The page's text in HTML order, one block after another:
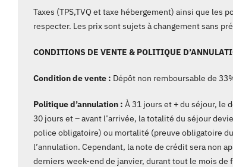
Taxes (TPS,TVQ et taxe hébergement) ainsi que les
respecter. Les prix sont sujets à changement sans
CONDITIONS DE VENTE & POLITIQUE
Condition de vente : Dépôt non remboursable de
Politique d’annulation : À 31 jours et + du séjour, le
30 jours et – avant l’arrivée, la totalité du séjour
police obligatoire) ou mortalité (preuve obligatoire
l’annulation. Cependant, la note de crédit sera non
derniers week-end de janvier, durant tout le mois